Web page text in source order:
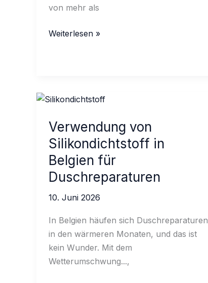
von mehr als
Wie
für
auswählt
Weiterlesen »
Verwendung von
Silikondichtstoff in
Belgien für
Duschreparaturen
10. Juni 2026
In Belgien häufen sich Duschreparaturen
in den wärmeren Monaten, und das ist
kein Wunder. Mit dem
Wetterumschwung...,